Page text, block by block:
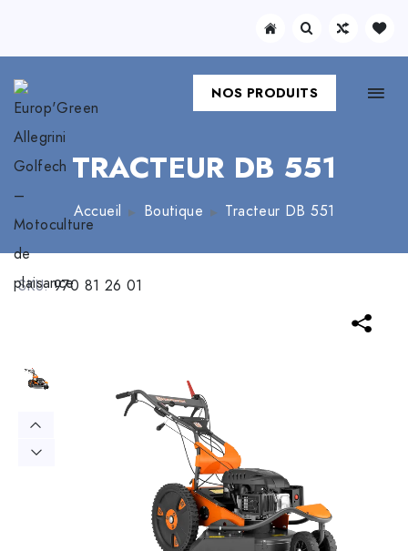
NOS PRODUITS
TRACTEUR DB 551
Accueil Boutique Tracteur DB 551
SKU:970 81 26 01